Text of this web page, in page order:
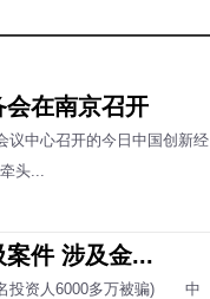
在南京召开
议中心召开的今日中国创新经
头...
案件 涉及金...
投资人6000多万被骗) 中